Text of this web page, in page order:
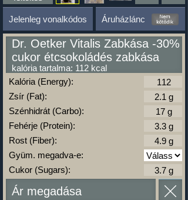
Jelenleg vonalkódos Áruházlánc
Dr. Oetker Vitalis Zabkása -30%
cukor étcsokoládés zabkása
kalória tartalma: 112 kcal
Kalória (Energy):
Zsír (Fat):
Szénhidrát (Carbo):
Fehérje (Protein):
Rost (Fiber):
Gyüm. megadva-e:
Cukor (Sugars):
Ár megadása